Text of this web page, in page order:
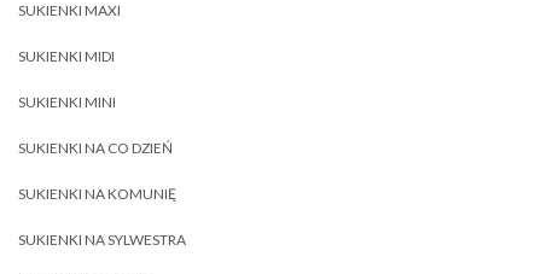
SUKIENKI MAXI
SUKIENKI MIDI
SUKIENKI MINI
SUKIENKI NA CO DZIEŃ
SUKIENKI NA KOMUNIĘ
SUKIENKI NA SYLWESTRA